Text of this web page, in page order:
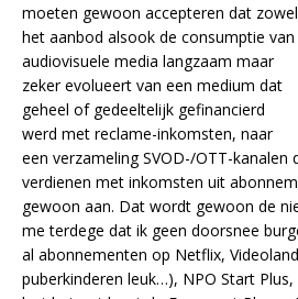
moeten gewoon accepteren dat zowel
het aanbod alsook de consumptie van
audiovisuele media langzaam maar
zeker evolueert van een medium dat
geheel of gedeeltelijk gefinancierd
werd met reclame-inkomsten, naar
een verzameling SVOD-/OTT-
verdienen met inkomsten uit
gewoon aan. Dat wordt gewoon de
me terdege dat ik geen doorsnee
al abonnementen op Netflix,
puberkinderen leuk…), NPO Start